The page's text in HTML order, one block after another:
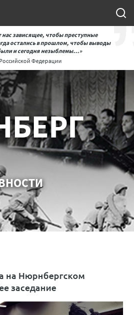
зависящее, чтобы преступные
остались в прошлом, чтобы выводы
и сегодня незыблемы...»
Федерации
на Нюрнбергском
заседание